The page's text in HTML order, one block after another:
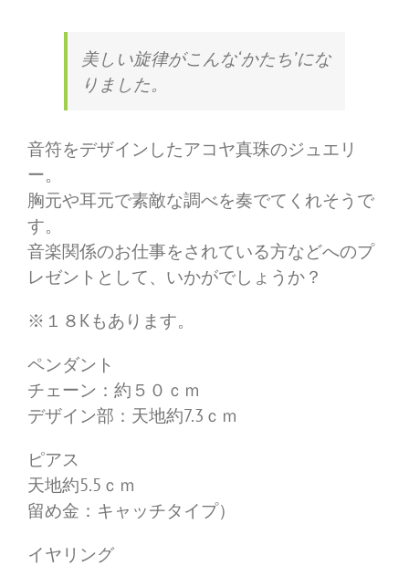
美しい旋律がこんな‘かたち’にな
りました。
音符をデザインしたアコヤ真珠のジュエリ
ー。
胸元や耳元で素敵な調べを奏でてくれそうで
す。
音楽関係のお仕事をされている方などへのプ
レゼントとして、いかがでしょうか？
※１８Kもあります。
ペンダント
チェーン：約５０ｃｍ
デザイン部：天地約7.3ｃｍ
ピアス
天地約5.5ｃｍ
留め金：キャッチタイプ）
イヤリング